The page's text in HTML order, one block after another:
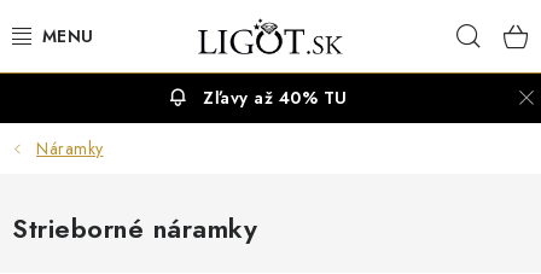
na
NÁUŠNICE
NÁHRDELNÍKY
Zľavy až 40% TU
Náramky
Strieborné náramky